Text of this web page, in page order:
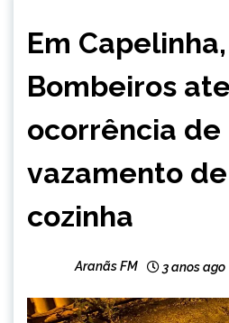
NOTÍCIAS
Em
Bombeiros
ocorrência de
vazamento
cozinha
Aranãs FM 3 anos ago